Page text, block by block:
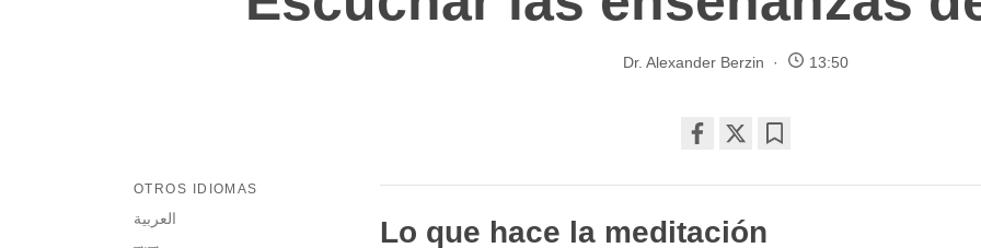
Dr. Alexander Berzin 13:50
on
facebook
OTROS IDIOMAS
العربية
Lo que hace la meditación